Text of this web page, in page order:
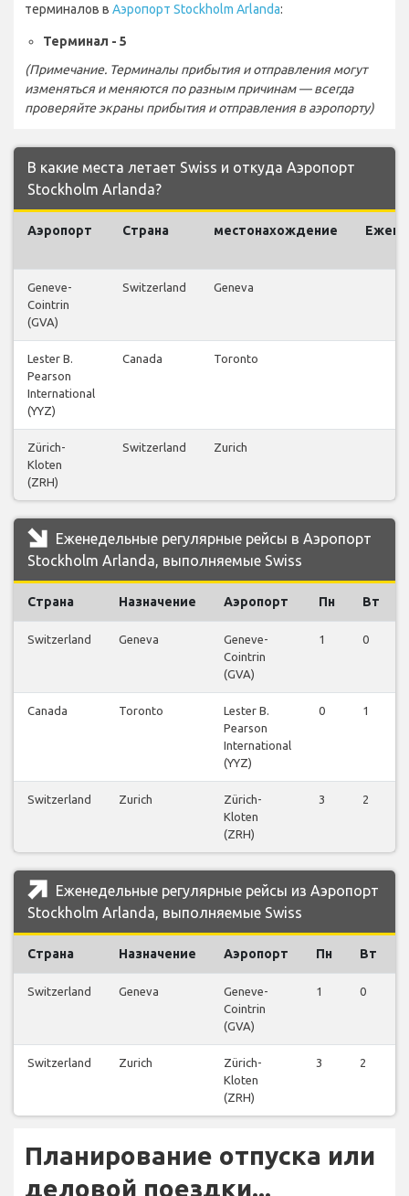
терминалов в Аэропорт Stockholm Arlanda:
Терминал - 5
(Примечание. Терминалы прибытия и отправления могут
изменяться и меняются по разным причинам — всегда
проверяйте экраны прибытия и отправления в аэропорту)
В какие места летает Swiss и откуда Аэропорт
Stockholm Arlanda?
Аэропорт Страна местонахождение
Geneve-
Cointrin
(GVA)
Switzerland Geneva
Lester B.
Pearson
International
(YYZ)
Canada Toronto
Zürich-
Kloten
(ZRH)
Switzerland Zurich
Еженедельные регулярные рейсы в Аэропорт
Stockholm Arlanda, выполняемые Swiss
Страна Назначение Аэропорт Пн Вт
Switzerland Geneva
Geneve-
Cointrin
(GVA)
1 0
Canada Toronto
Lester B.
Pearson
International
(YYZ)
0 1
Switzerland Zurich
Zürich-
Kloten
(ZRH)
3 2
Еженедельные регулярные рейсы из Аэропорт
Stockholm Arlanda, выполняемые Swiss
Страна Назначение Аэропорт Пн Вт
Switzerland Geneva
Geneve-
Cointrin
(GVA)
1 0
Switzerland Zurich
Zürich-
Kloten
(ZRH)
3 2
Планирование отпуска или
деловой поездки...